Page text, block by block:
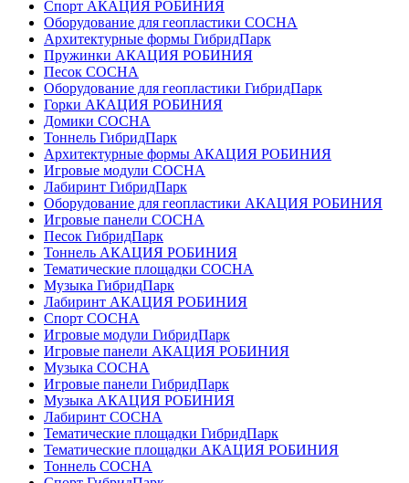
Спорт АКАЦИЯ РОБИНИЯ
Оборудование для геопластики СОСНА
Архитектурные формы ГибридПарк
Пружинки АКАЦИЯ РОБИНИЯ
Песок СОСНА
Оборудование для геопластики ГибридПарк
Горки АКАЦИЯ РОБИНИЯ
Домики СОСНА
Тоннель ГибридПарк
Архитектурные формы АКАЦИЯ РОБИНИЯ
Игровые модули СОСНА
Лабиринт ГибридПарк
Оборудование для геопластики АКАЦИЯ РОБИНИЯ
Игровые панели СОСНА
Песок ГибридПарк
Тоннель АКАЦИЯ РОБИНИЯ
Тематические площадки СОСНА
Музыка ГибридПарк
Лабиринт АКАЦИЯ РОБИНИЯ
Спорт СОСНА
Игровые модули ГибридПарк
Игровые панели АКАЦИЯ РОБИНИЯ
Музыка СОСНА
Игровые панели ГибридПарк
Музыка АКАЦИЯ РОБИНИЯ
Лабиринт СОСНА
Тематические площадки ГибридПарк
Тематические площадки АКАЦИЯ РОБИНИЯ
Тоннель СОСНА